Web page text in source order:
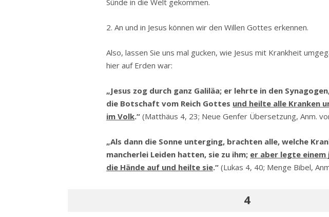
Sünde in die Welt gekommen.
2. An und in Jesus können wir den Willen Gottes erkennen.
Also, lassen Sie uns mal gucken, wie Jesus mit Krankheit
hier auf Erden war:
„Jesus zog durch ganz Galiläa; er lehrte in den
die Botschaft vom Reich Gottes und heilte alle Kranken
im Volk.“ (Matthäus 4, 23; Neue Genfer Übersetzung, Anm.
„Als dann die Sonne unterging, brachten alle, welche
mancherlei Leiden hatten, sie zu ihm; er aber legte einem
die Hände auf und heilte sie.“(Lukas 4, 40; Menge Bibel,
4